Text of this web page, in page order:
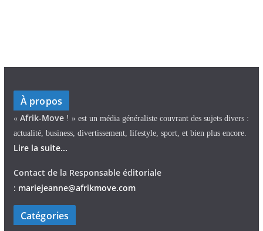
À propos
« Afrik-Move ! » est un média généraliste couvrant des sujets divers :
actualité, business, divertissement, lifestyle, sport, et bien plus encore.
Lire la suite...
Contact de la Responsable éditoriale
: mariejeanne@afrikmove.com
Catégories